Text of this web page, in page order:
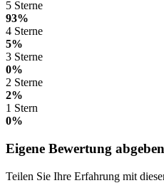
5 Sterne
93%
4 Sterne
5%
3 Sterne
0%
2 Sterne
2%
1 Stern
0%
Eigene Bewertung abgeben
Teilen Sie Ihre Erfahrung mit